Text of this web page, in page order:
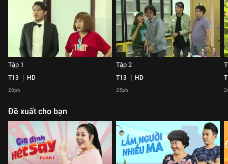
Tập 1
T13 HD
20ph
Tập 2
T13 HD
25ph
Đề xuất cho bạn